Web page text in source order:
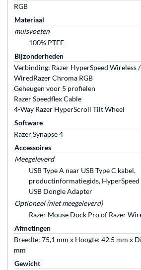
RGB
Materiaal
muisvoeten
100% PTFE
Bijzonderheden
Verbinding: Razer HyperSpeed Wireless
WiredRazer Chroma RGB
Geheugen voor 5 profielen
Razer Speedflex Cable
4-Way Razer HyperScroll Tilt Wheel
Software
Razer Synapse 4
Accessoires
Meegeleverd
USB Type A naar USB Type C kabel,
productinformatiegids,
USB Dongle Adapter
Optioneel (niet meegeleverd)
Razer Mouse Dock Pro of Razer
Afmetingen
Breedte: 75,1 mm x Hoogte: 42,5 mm x
mm
Gewicht